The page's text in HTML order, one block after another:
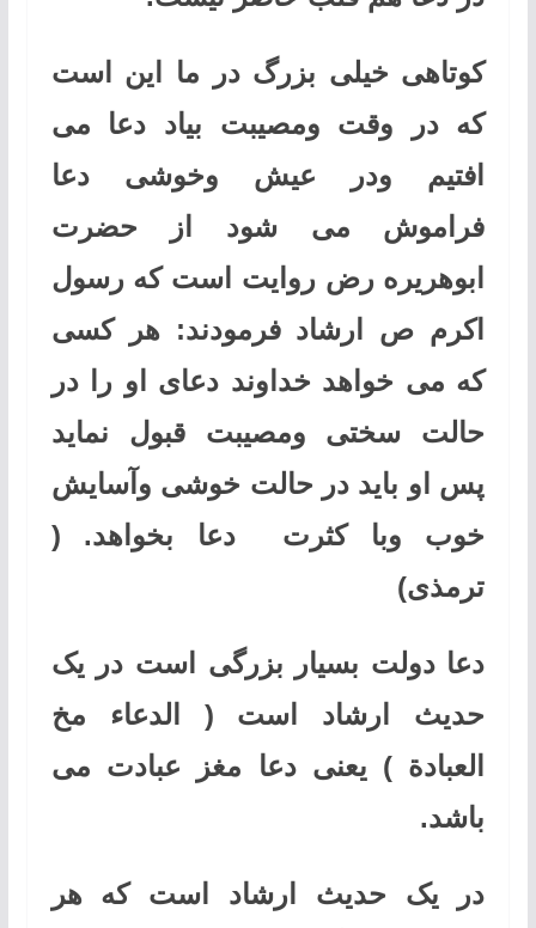
کوتاهی خیلی بزرگ در ما این است
که در وقت ومصیبت بیاد دعا می
افتیم ودر عیش وخوشی دعا
فراموش می شود از حضرت
ابوهریره رض روایت است که رسول
اکرم ص ارشاد فرمودند: هر کسی
که می خواهد خداوند دعای او را در
حالت سختی ومصیبت قبول نماید
پس او باید در حالت خوشی وآسایش
خوب وبا کثرت دعا بخواهد. (
ترمذی)
دعا دولت بسیار بزرگی است در یک
حدیث ارشاد است ( الدعاء مخ
العبادة ) یعنی دعا مغز عبادت می
باشد.
در یک حدیث ارشاد است که هر